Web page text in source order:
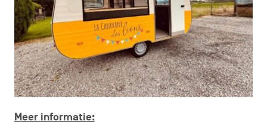
Meer informatie: